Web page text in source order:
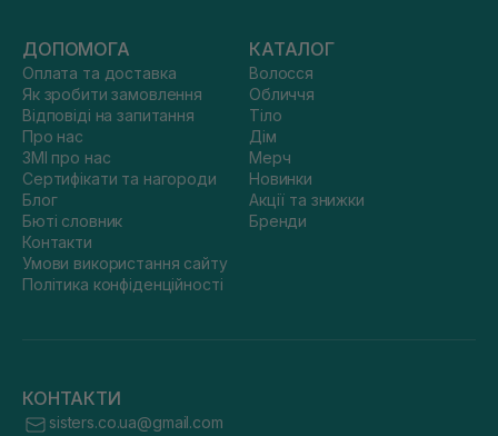
ДОПОМОГА
Оплата та доставка
Як зробити замовлення
Відповіді на запитання
Про нас
ЗМІ про нас
Сертифікати та нагороди
Блог
Бюті словник
Контакти
Умови використання сайту
Політика конфіденційності
КАТАЛОГ
Волосся
Обличчя
Тіло
Дім
Мерч
Новинки
Акції та знижки
Бренди
КОНТАКТИ
sisters.co.ua@gmail.com